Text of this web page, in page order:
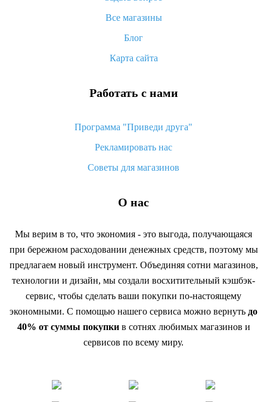
Что делать, если не пришел товар с Алиэкспресс
возврата денег
Все магазины
Блог
Карта сайта
Работать с нами
Программа "Приведи друга"
Рекламировать нас
Советы для магазинов
О нас
Мы верим в то, что экономия - это выгода, получающаяся
при бережном расходовании денежных средств, поэтому мы
предлагаем новый инструмент. Объединяя сотни магазинов,
технологии и дизайн, мы создали восхитительный кэшбэк-
сервис, чтобы сделать ваши покупки по-настоящему
экономными. С помощью нашего сервиса можно вернуть до
40% от суммы покупкив сотнях любимых магазинов и
сервисов по всему миру.